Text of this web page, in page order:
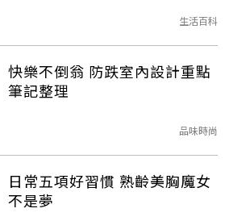
生活百科
快樂不倒翁 防跌室內設計重點
筆記整理
品味時尚
日常五項好習慣 熟齡美胸魔女
不是夢